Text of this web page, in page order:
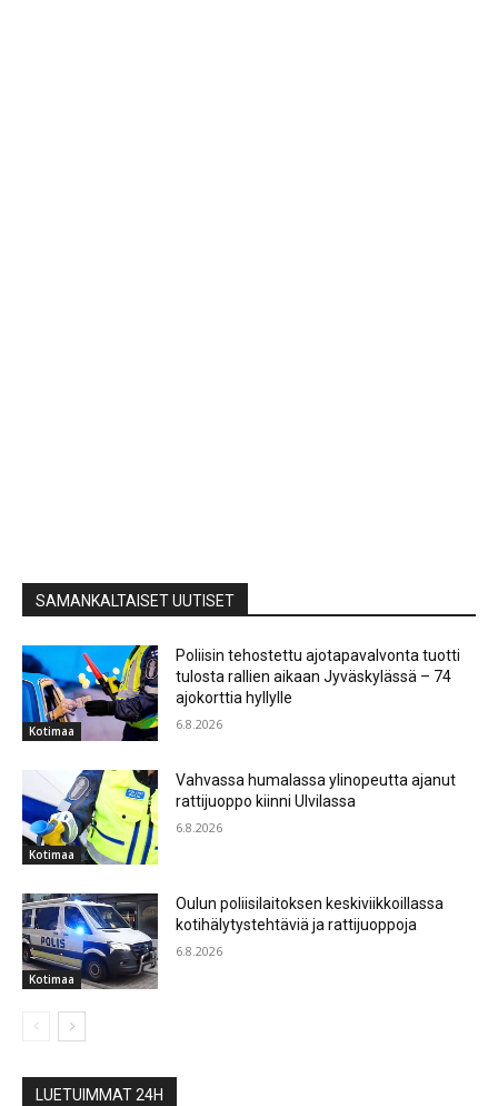
SAMANKALTAISET UUTISET
Kotimaa
Poliisin tehostettu ajotapavalvonta tuotti
tulosta rallien aikaan Jyväskylässä – 74
ajokorttia hyllylle
6.8.2026
Kotimaa
Vahvassa humalassa ylinopeutta ajanut
rattijuoppo kiinni Ulvilassa
6.8.2026
Kotimaa
Oulun poliisilaitoksen keskiviikkoillassa
kotihälytystehtäviä ja rattijuoppoja
6.8.2026
LUETUIMMAT 24H